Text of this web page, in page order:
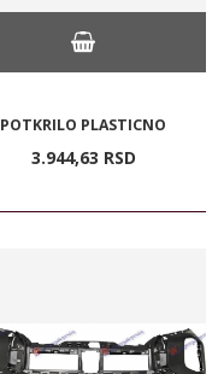
POTKRILO PLASTICNO
3.944,63 RSD